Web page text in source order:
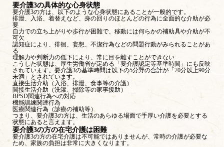
要介護3の具体的な心身状態
要介護3の方は、以下のような心身状態にあることが一般的です。
排泄、入浴、着替えなど、身の回りのほとんどの行為に全面的な介助が必
要
自力での立ち上がりや歩行が困難で、移動には何らかの補助具や介助が不
可欠
認知症により、徘徊、妄想、不潔行為などの問題行動がみられることがあ
る
理解力や判断力の低下により、常に目を離すことができない
こうした状態は、厚生労働省が定める「要介護認定等基準時間」にも反映
されています。要介護3の基準時間は以下の5分野の合計が「70分以上90分
未満」とされています。
直接生活介助（入浴、排泄、食事等の介護）
間接生活介助（洗濯、掃除等の家事援助）
BPSD関連行為への対応
機能訓練関連行為
医療関連行為（診療の補助等）
つまり、要介護3の方は、生活のあらゆる場面で手厚い介護を必要とする
状態にあると言えます。
要介護3の方の在宅介護は困難
要介護3の方の在宅介護は不可能ではありませんが、常時の介護が必要な
ため、家族の負担は非常に大きくなります。